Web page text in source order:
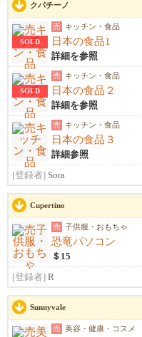
クパチーノ
SOLD
売 キッチン・食品
日本の食品1
詳細を参照
SOLD
売 キッチン・食品
日本の食品２
詳細を参照
売 キッチン・食品
日本の食品３
詳細参照
[登録者] Sora
Cupertino
売 子供服・おもちゃ
恐竜パソコン
＄15
[登録者] R
Sunnyvale
売 美容・健康・コスメ